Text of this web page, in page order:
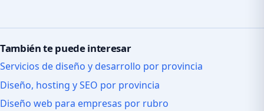
También te puede interesar
Servicios de diseño y desarrollo por provincia
Diseño, hosting y SEO por provincia
Diseño web para empresas por rubro